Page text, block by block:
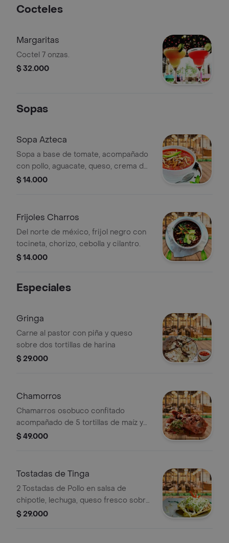
Cocteles
Margaritas
Coctel 7 onzas.
$ 32.000
Sopas
Sopa Azteca
Sopa a base de tomate, acompañado
con pollo, aguacate, queso, crema de
leche y tortillas en julianas.
$ 14.000
Frijoles Charros
Del norte de méxico, frijol negro con
tocineta, chorizo, cebolla y cilantro.
$ 14.000
Especiales
Gringa
Carne al pastor con piña y queso
sobre dos tortillas de harina
$ 29.000
Chamorros
Chamarros osobuco confitado
acompañado de 5 tortillas de maíz y
salsa de la casa.
$ 49.000
Tostadas de Tinga
2 Tostadas de Pollo en salsa de
chipotle, lechuga, queso fresco sobre
dos tostadas de maíz.
$ 29.000